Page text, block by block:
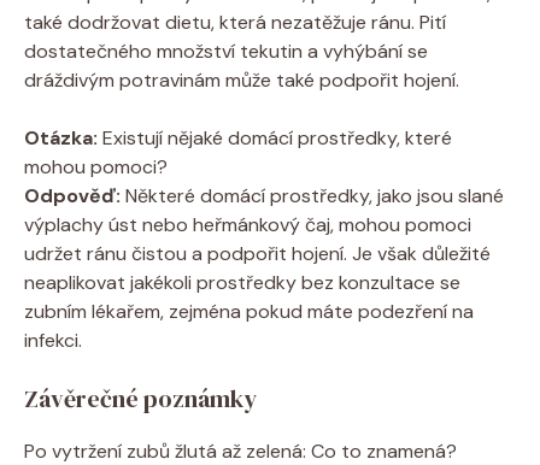
také dodržovat dietu, která nezatěžuje ránu. Pití
dostatečného množství tekutin a vyhýbání se
dráždivým potravinám může také podpořit hojení.
Otázka: Existují nějaké domácí prostředky, které
mohou pomoci?
Odpověď: Některé domácí prostředky, jako jsou slané
výplachy úst nebo heřmánkový čaj, mohou pomoci
udržet ránu čistou a podpořit hojení. Je však důležité
neaplikovat jakékoli prostředky bez konzultace se
zubním lékařem, zejména pokud máte podezření na
infekci.
Závěrečné poznámky
Po vytržení zubů žlutá až zelená: Co to znamená?